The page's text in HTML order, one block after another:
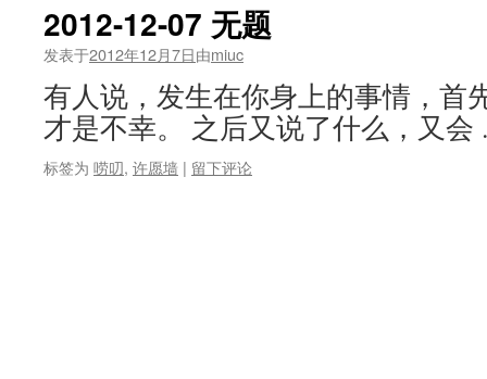
2012-12-07 无题
发表于2012年12月7日由miuc
有人说，发生在你身上的事情，首
才是不幸。 之后又说了什么，又
标签为 唠叨, 许愿墙 | 留下评论